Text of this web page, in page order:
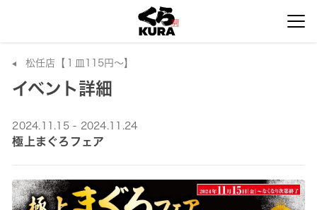
松任店【１皿115円～】
イベント詳細
2024.11.15 - 2024.11.24
極上まぐろフェア